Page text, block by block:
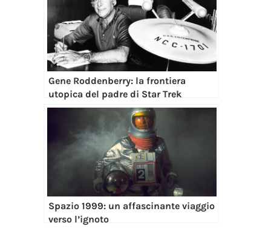
Gene Roddenberry: la frontiera
utopica del padre di Star Trek
Spazio 1999: un affascinante viaggio
verso l’ignoto